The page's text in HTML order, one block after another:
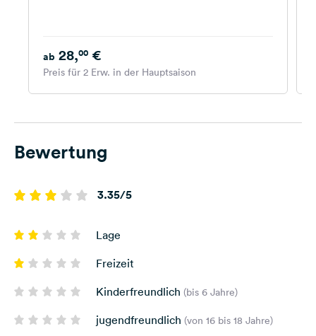
ab 28,00 €
Preis für 2 Erw. in der Hauptsaison
Bewertung
3.35/5
Lage
Freizeit
Kinderfreundlich (bis 6 Jahre)
jugendfreundlich (von 16 bis 18 Jahre)